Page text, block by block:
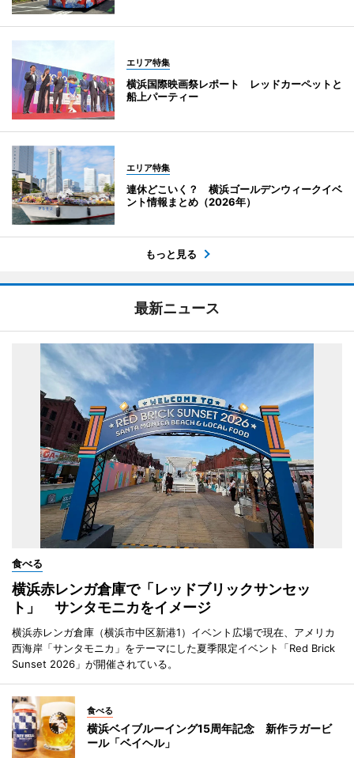
エリア特集
横浜国際映画祭レポート レッドカーペットと
船上パーティー
エリア特集
連休どこいく？ 横浜ゴールデンウィークイベ
ント情報まとめ（2026年）
もっと見る
最新ニュース
食べる
横浜赤レンガ倉庫で「レッドブリックサンセッ
ト」 サンタモニカをイメージ
横浜赤レンガ倉庫（横浜市中区新港1）イベント広場で現在、アメリカ
西海岸「サンタモニカ」をテーマにした夏季限定イベント「Red Brick
Sunset 2026」が開催されている。
食べる
横浜ベイブルーイング15周年記念 新作ラガービ
ール「ベイヘル」